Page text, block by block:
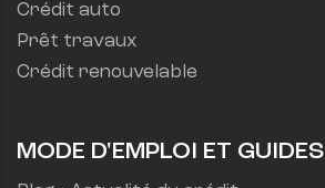
Crédit auto
Prêt travaux
Crédit renouvelable
MODE D'EMPLOI ET GUIDES